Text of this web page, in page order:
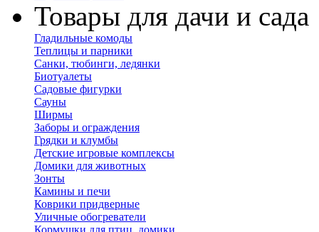
Товары для дачи и сада
Гладильные комоды
Теплицы и парники
Санки, тюбинги, ледянки
Биотуалеты
Садовые фигурки
Сауны
Ширмы
Заборы и ограждения
Грядки и клумбы
Детские игровые комплексы
Домики для животных
Зонты
Камины и печи
Коврики придверные
Уличные обогреватели
Кормушки для птиц, домики